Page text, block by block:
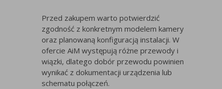
Przed zakupem warto potwierdzić
zgodność z konkretnym modelem kamery
oraz planowaną konfiguracją instalacji. W
ofercie AiM występują różne przewody i
wiązki, dlatego dobór przewodu powinien
wynikać z dokumentacji urządzenia lub
schematu połączeń.